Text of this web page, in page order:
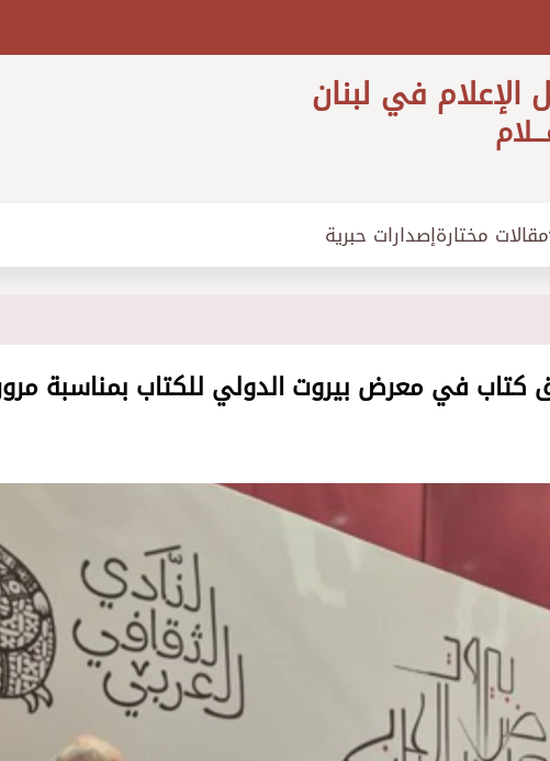
الإعلام في لبنان
مقالات مختارةإصدارات حبرية
في معرض بيروت الدولي للكتاب بمناسبة